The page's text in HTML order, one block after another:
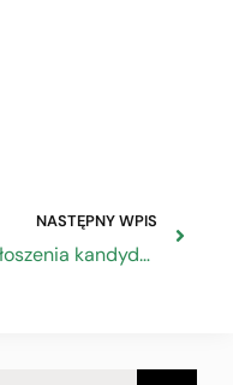
NASTĘPNY WPIS
Zgłoszenia kandydatów do tytułu honorowego „Mistrz Rzemiosł Artystycznych”